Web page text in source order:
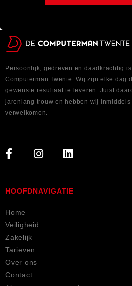
Persoonlijk, gedreven en daadkrachtig
Computerman Twente. Wij zijn elke dag
gewenste resultaat te leveren. Juist
jarenlang trouw en hebben wij
verwelkomen.
HOOFDNAVIGATIE
Home
Veiligheid
Zakelijk
Tarieven
Over ons
Contact